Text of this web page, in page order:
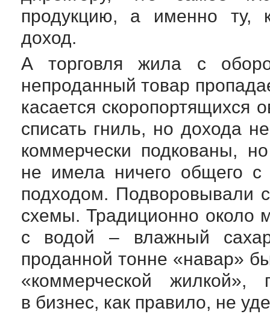
продукцию, а именно ту,
доход.
А торговля жила с
непроданный товар
касается
списать гниль, но дохода
коммерчески подкованы,
не имела ничего общего с
подходом. Подворовывали
схемы. Традиционно около
с водой – влажный
проданной тонне «навар»
«коммерческой
в бизнес, как правило, не